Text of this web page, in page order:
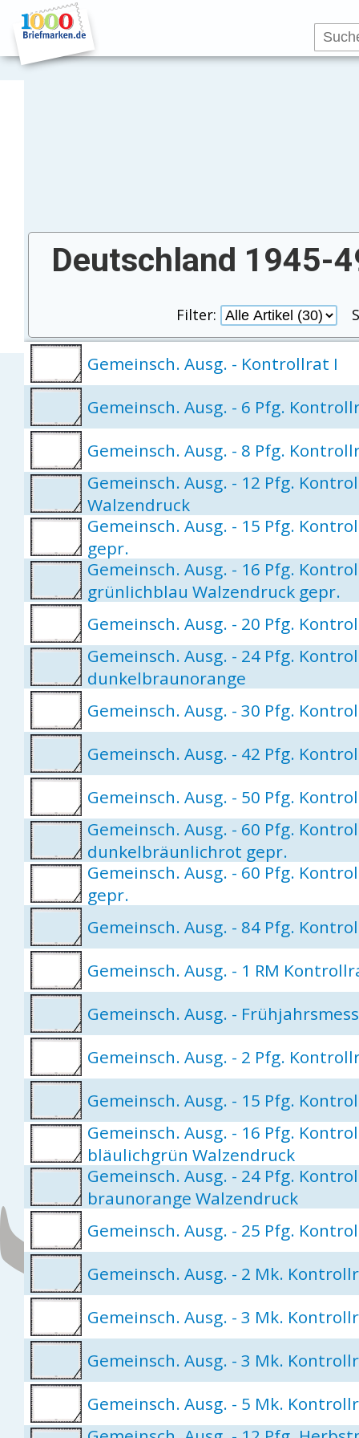
Deutschland 1945-
Filter:
Gemeinsch. Ausg. - Kontrollrat I
Gemeinsch. Ausg. - 6 Pfg.
Gemeinsch. Ausg. - 8 Pfg.
Gemeinsch. Ausg. - 12 Pfg.
Walzendruck
Gemeinsch. Ausg. - 15 Pfg.
gepr.
Gemeinsch. Ausg. - 16 Pfg.
grünlichblau Walzendruck gepr.
Gemeinsch. Ausg. - 20 Pfg.
Gemeinsch. Ausg. - 24 Pfg.
dunkelbraunorange
Gemeinsch. Ausg. - 30 Pfg.
Gemeinsch. Ausg. - 42 Pfg.
Gemeinsch. Ausg. - 50 Pfg.
Gemeinsch. Ausg. - 60 Pfg.
dunkelbräunlichrot gepr.
Gemeinsch. Ausg. - 60 Pfg.
gepr.
Gemeinsch. Ausg. - 84 Pfg.
Gemeinsch. Ausg. - 1 RM
Gemeinsch. Ausg. -
Gemeinsch. Ausg. - 2 Pfg.
Gemeinsch. Ausg. - 15 Pfg.
Gemeinsch. Ausg. - 16 Pfg.
bläulichgrün Walzendruck
Gemeinsch. Ausg. - 24 Pfg.
braunorange Walzendruck
Gemeinsch. Ausg. - 25 Pfg.
Gemeinsch. Ausg. - 2 Mk.
Gemeinsch. Ausg. - 3 Mk.
Gemeinsch. Ausg. - 3 Mk.
Gemeinsch. Ausg. - 5 Mk.